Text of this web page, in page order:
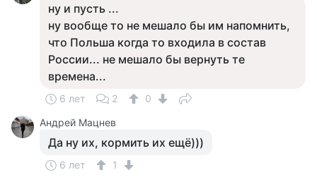
ну и пусть ...
ну вообще то не мешало бы им напомнить,
что Польша когда то входила в состав
России... не мешало бы вернуть те
времена...
6 лет 2
0
Андрей Мацнев
Да ну их, кормить их ещё)))
6 лет
1